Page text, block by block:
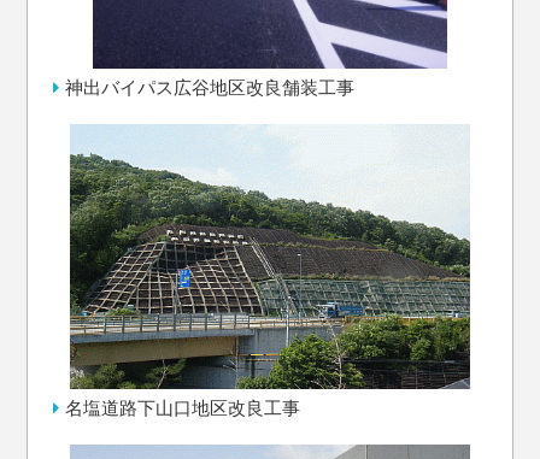
神出バイパス広谷地区改良舗装工事
名塩道路下山口地区改良工事